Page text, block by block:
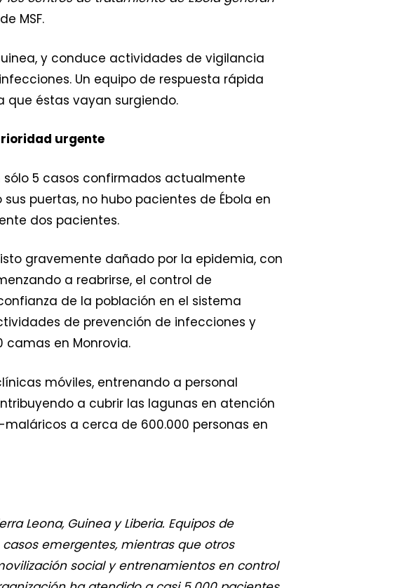
MSF.
y conduce actividades de vigilancia
Un equipo de respuesta rápida
que éstas vayan surgiendo.
urgente
sólo 5 casos confirmados actualmente
puertas, no hubo pacientes de Ébola en
dos pacientes.
gravemente dañado por la epidemia, con
a reabrirse, el control de
de la población en el sistema
de prevención de infecciones y
en Monrovia.
móviles, entrenando a personal
a cubrir las lagunas en atención
a cerca de 600.000 personas en
Leona, Guinea y Liberia. Equipos de
emergentes, mientras que otros
social y entrenamientos en control